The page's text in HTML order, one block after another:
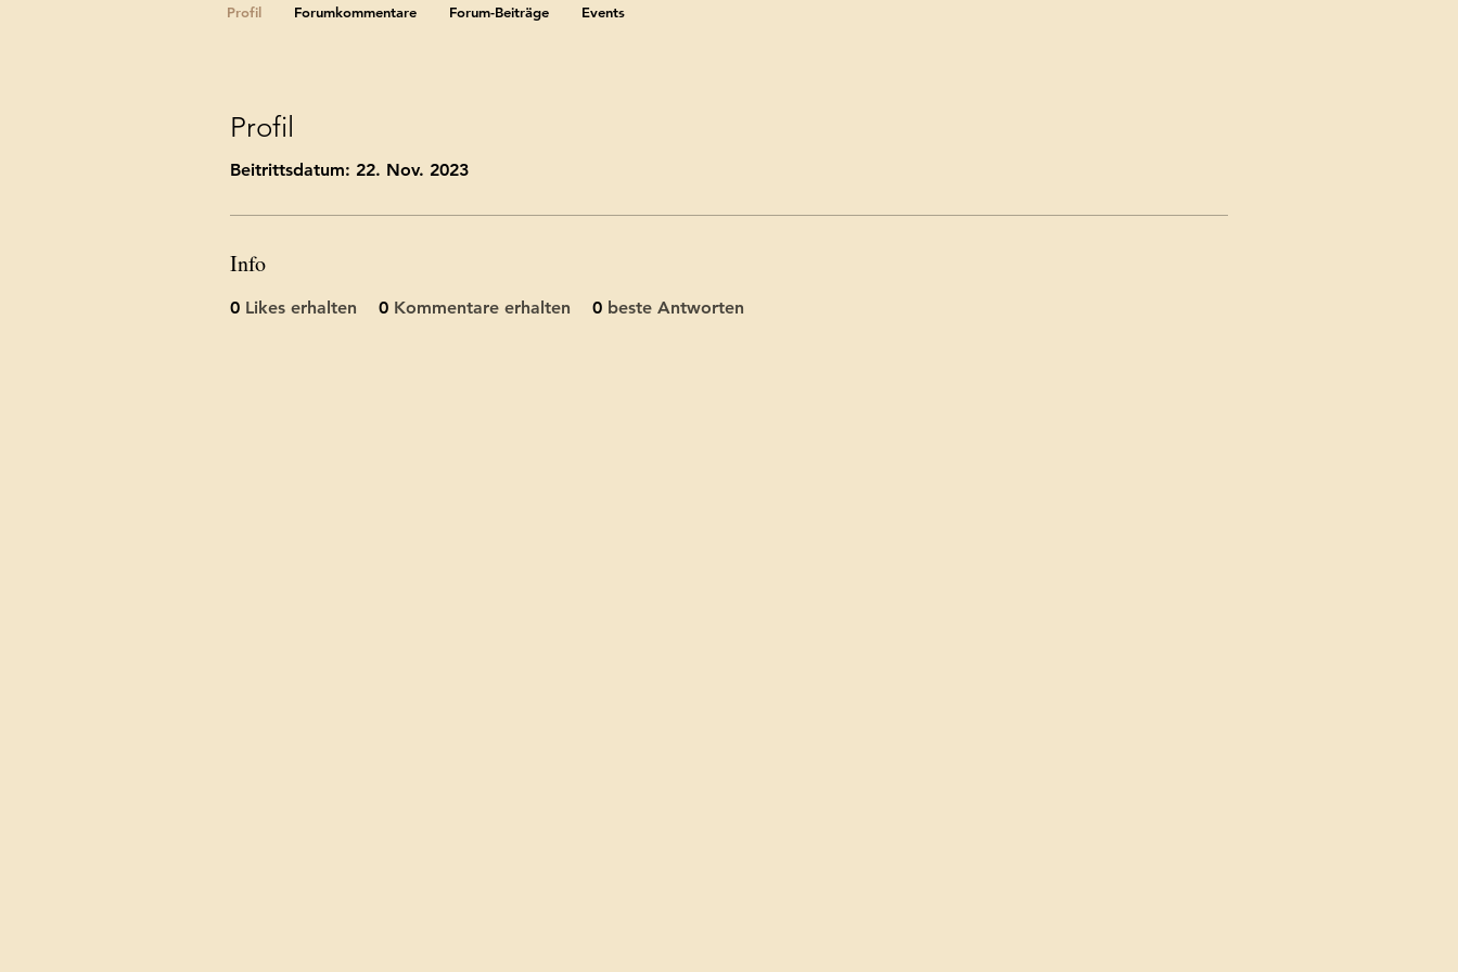
Profil
Beitrittsdatum: 22. Nov. 2023
Info
0 Likes erhalten 0 Kommentare erhalten 0 beste Antworten
Profil Forumkommentare Forum-Beiträge Events